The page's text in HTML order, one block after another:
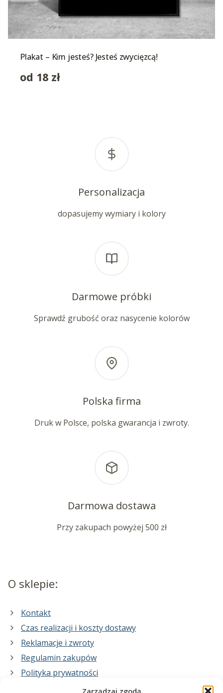
Zarządzaj zgodą
Plakat – Kim jesteś? Jesteś zwycięzcą!
od 18 zł
Personalizacja
dopasujemy wymiary i kolory
Darmowe próbki
Sprawdź grubość oraz nasycenie kolorów
Polska firma
Druk w Polsce, polska gwarancja i zwroty.
Darmowa dostawa
Przy zakupach powyżej 500 zł
O sklepie:
Kontakt
Czas realizacji i koszty dostawy
Reklamacje i zwroty
Regulamin zakupów
Polityka prywatności